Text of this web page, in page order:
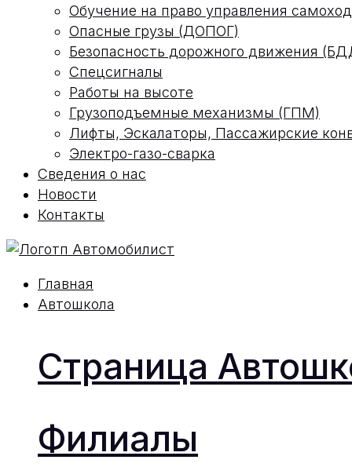
Обучение на право управления
Опасные грузы (ДОПОГ)
Безопасность дорожного движения
Спецсигналы
Работы на высоте
Грузоподъемные механизмы (ГПМ)
Лифты, Эскалаторы, Пассажирские
Электро-газо-сварка
Сведения о нас
Новости
Контакты
Главная
Автошкола
Страница
Филиалы